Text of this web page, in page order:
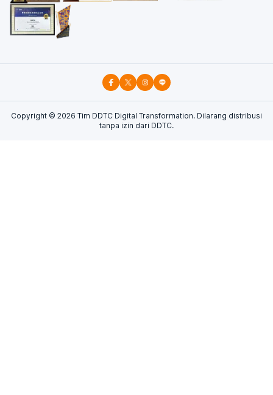
Copyright © 2026 Tim DDTC Digital Transformation. Dilarang distribusi
tanpa izin dari DDTC.